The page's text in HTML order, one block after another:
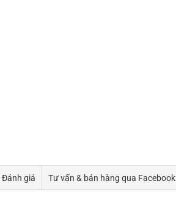
Đánh giá Tư vấn & bán hàng qua Facebook